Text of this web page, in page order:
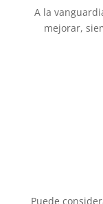
A la
mejorar,
Puede